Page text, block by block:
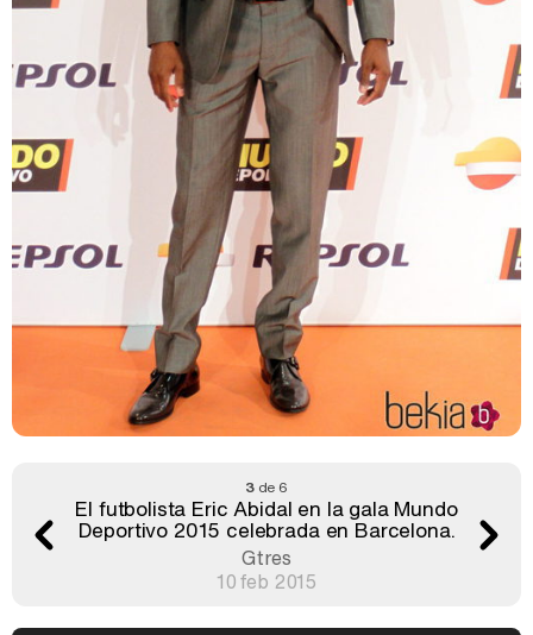
3de 6
El futbolista Eric Abidal en la gala Mundo
Deportivo 2015 celebrada en Barcelona.
Gtres
10 feb 2015